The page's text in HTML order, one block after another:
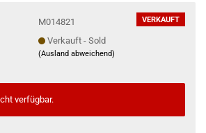
VERKAUFT
M014821
Verkauft - Sold
(Ausland abweichend)
verfügbar.